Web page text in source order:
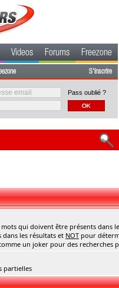
Videos Forums Freezone
S'inscrire
Pass oublié ?
qui doivent être présents dans
les résultats et NOT pour
un joker pour des recherches
partielles